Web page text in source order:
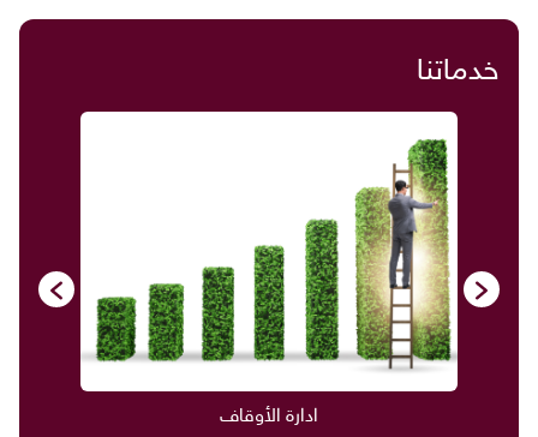
خدماتنا
ادارة الأوقاف